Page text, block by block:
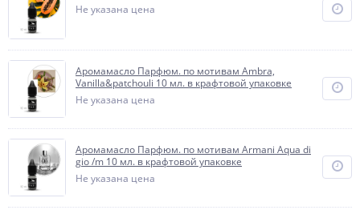
Не указана цена
Аромамасло Парфюм. по мотивам Ambra,
Vanilla&patchouli 10 мл. в крафтовой упаковке
Не указана цена
Аромамасло Парфюм. по мотивам Armani Aqua di
gio /m 10 мл. в крафтовой упаковке
Не указана цена